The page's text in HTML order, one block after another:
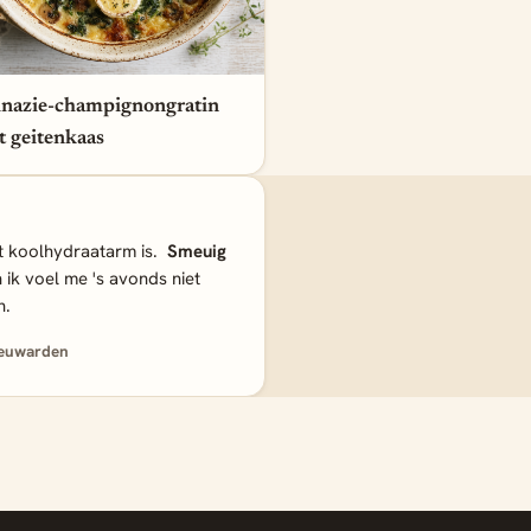
champignongratin
geitenkaas
koolhydraatarm is. Smeuig
voel me 's avonds niet